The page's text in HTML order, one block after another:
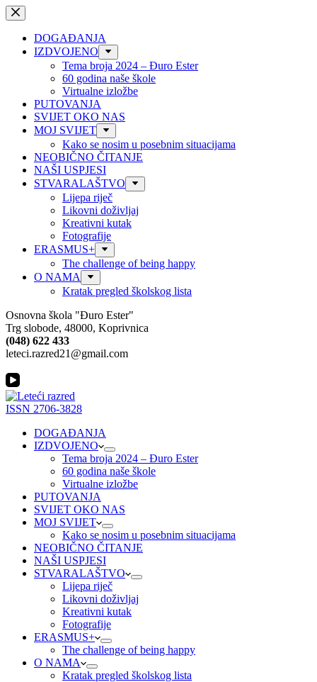
Preskoči
na
sadržajDOGAĐANJA
IZDVOJENO
Tema broja 2024 – Đuro Ester
60 godina naše škole
Virtualne izložbe
PUTOVANJA
SVIJET OKO NAS
MOJ SVIJET
Kako se nosim u posebnim situacijama
NEOBIČNO ČITANJE
NAŠI USPJESI
STVARALAŠTVO
Lijepa riječ
Likovni doživljaj
Kreativni kutak
Fotografije
ERASMUS+
The challenge of being happy
O NAMA
Kratak pregled školskog lista
Osnovna škola "Đuro Ester"
Trg slobode, 48000, Koprivnica
(048) 622 433
leteci.razred21@gmail.com
ISSN 2706-3828
DOGAĐANJA
IZDVOJENO
Tema broja 2024 – Đuro Ester
60 godina naše škole
Virtualne izložbe
PUTOVANJA
SVIJET OKO NAS
MOJ SVIJET
Kako se nosim u posebnim situacijama
NEOBIČNO ČITANJE
NAŠI USPJESI
STVARALAŠTVO
Lijepa riječ
Likovni doživljaj
Kreativni kutak
Fotografije
ERASMUS+
The challenge of being happy
O NAMA
Kratak pregled školskog lista